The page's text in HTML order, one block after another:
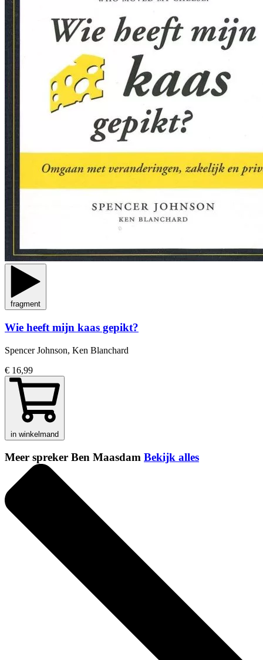
fragment
Wie heeft mijn kaas gepikt?
Spencer Johnson, Ken Blanchard
€ 16,99
in winkelmand
Meer spreker Ben Maasdam Bekijk alles